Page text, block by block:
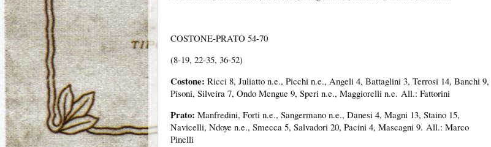
COSTONE-PRATO 54-70
(8-19, 22-35, 36-52)
Costone: Ricci 8, Juliatto n.e., Picchi n.e., Angeli 4, Battaglini 3, Terrosi 14, Banchi 9,
Pisoni, Silveira 7, Ondo Mengue 9, Speri n.e., Maggiorelli n.e. All.: Fattorini
Prato: Manfredini, Forti n.e., Sangermano n.e., Danesi 4, Magni 13, Staino 15,
Navicelli, Ndoye n.e., Smecca 5, Salvadori 20, Pacini 4, Mascagni 9. All.: Marco
Pinelli